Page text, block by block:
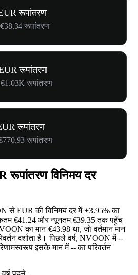
रूपांतरण
रूपांतरण
रूपांतरण
रूपांतरण
रूपांतरण
रूपांतरण
विनिमय दर
से EUR की विनिमय दर में+3.95%का
€41.24 और न्यूनतम €39.35 तक पहुँच
का मान €43.98 था, जो वर्तमान मान
दर्शाता है। पिछले वर्ष, NVOON में--
इसके मान में--का परिवर्तन